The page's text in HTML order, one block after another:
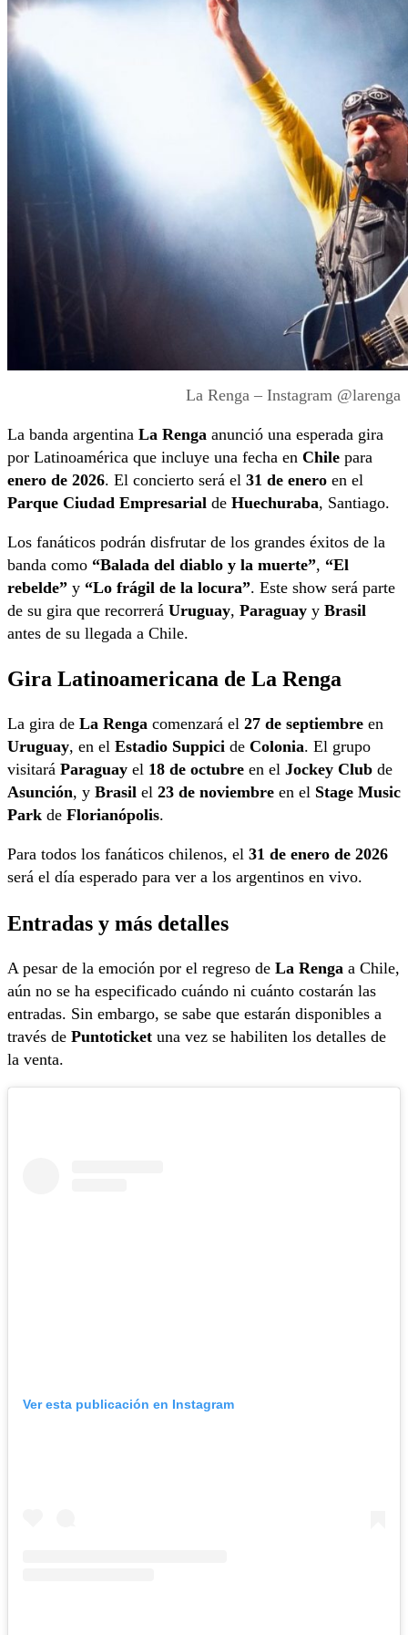
La Renga – Instagram @larenga
La banda argentina La Renga anunció una esperada gira
por Latinoamérica que incluye una fecha en Chile para
enero de 2026. El concierto será el 31 de enero en el
Parque Ciudad Empresarial de Huechuraba, Santiago.
Los fanáticos podrán disfrutar de los grandes éxitos de la
banda como “Balada del diablo y la muerte”, “El
rebelde” y “Lo frágil de la locura”. Este show será parte
de su gira que recorrerá Uruguay, Paraguay y Brasil
antes de su llegada a Chile.
Gira Latinoamericana de La Renga
La gira de La Renga comenzará el 27 de septiembre en
Uruguay, en el Estadio Suppici de Colonia. El grupo
visitará Paraguay el 18 de octubre en el Jockey Club de
Asunción, y Brasil el 23 de noviembre en el Stage Music
Park de Florianópolis.
Para todos los fanáticos chilenos, el 31 de enero de 2026
será el día esperado para ver a los argentinos en vivo.
Entradas y más detalles
A pesar de la emoción por el regreso de La Renga a Chile,
aún no se ha especificado cuándo ni cuánto costarán las
entradas. Sin embargo, se sabe que estarán disponibles a
través de Puntoticket una vez se habiliten los detalles de
la venta.
Ver esta publicación en Instagram